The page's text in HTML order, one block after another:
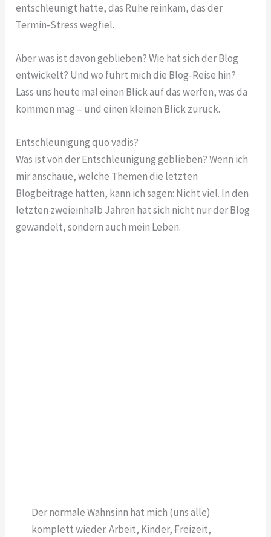
entschleunigt hatte, das Ruhe reinkam, das der
Termin-Stress wegfiel.
Aber was ist davon geblieben? Wie hat sich der Blog
entwickelt? Und wo führt mich die Blog-Reise hin?
Lass uns heute mal einen Blick auf das werfen, was da
kommen mag – und einen kleinen Blick zurück.
Entschleunigung quo vadis?
Was ist von der Entschleunigung geblieben? Wenn ich
mir anschaue, welche Themen die letzten
Blogbeiträge hatten, kann ich sagen: Nicht viel. In den
letzten zweieinhalb Jahren hat sich nicht nur der Blog
gewandelt, sondern auch mein Leben.
Der normale Wahnsinn hat mich (uns alle)
komplett wieder. Arbeit, Kinder, Freizeit,